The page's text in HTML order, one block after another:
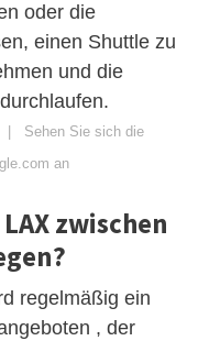
oder die
einen Shuttle zu
und die
Sehen Sie sich die
an
zwischen
regelmäßig ein
, der